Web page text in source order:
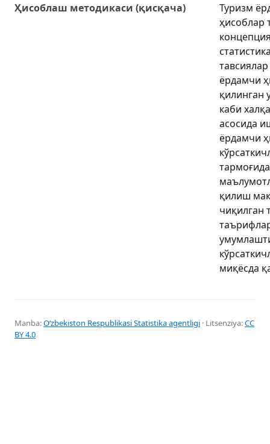
Ҳисоблаш методикаси (қисқача)
Туризм
ҳисоблар
ёрдамчи
қилинган
каби
асосида
ёрдамчи
қилиш
чиқилган
миқёсда
Manba:Oʻzbekiston Respublikasi Statistika agentligi · Litsenziya:CC
BY 4.0